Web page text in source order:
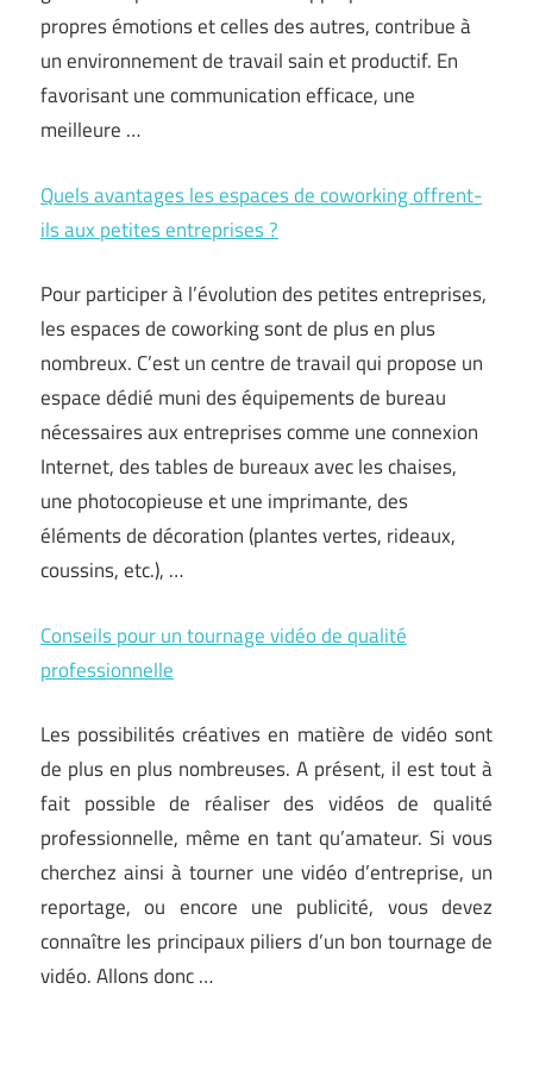
propres émotions et celles des autres, contribue à
un environnement de travail sain et productif. En
favorisant une communication efficace, une
meilleure …
Quels avantages les espaces de coworking offrent-
ils aux petites entreprises ?
Pour participer à l’évolution des petites entreprises,
les espaces de coworking sont de plus en plus
nombreux. C’est un centre de travail qui propose un
espace dédié muni des équipements de bureau
nécessaires aux entreprises comme une connexion
Internet, des tables de bureaux avec les chaises,
une photocopieuse et une imprimante, des
éléments de décoration (plantes vertes, rideaux,
coussins, etc.), …
Conseils pour un tournage vidéo de qualité
professionnelle
Les possibilités créatives en matière de vidéo sont
de plus en plus nombreuses. A présent, il est tout à
fait possible de réaliser des vidéos de qualité
professionnelle, même en tant qu’amateur. Si vous
cherchez ainsi à tourner une vidéo d’entreprise, un
reportage, ou encore une publicité, vous devez
connaître les principaux piliers d’un bon tournage de
vidéo. Allons donc …